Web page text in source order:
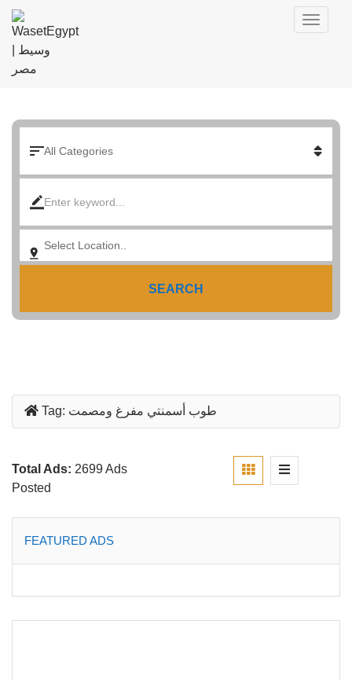
SEARCH
Tag: طوب أسمنتي مفرغ ومصمت
Total Ads: 2699 Ads
Posted
FEATURED ADS